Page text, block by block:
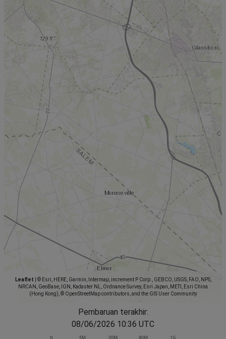
Leaflet
© Esri, HERE, Garmin, Intermap, increment P Corp., GEBCO, USGS, FAO, NPS,
NRCAN, GeoBase, IGN, Kadaster NL, Ordnance Survey, Esri Japan, METI, Esri China
(Hong Kong), © OpenStreetMap contributors, and the GIS User Community
Pembaruan terakhir:
08/06/2026 10:36 UTC